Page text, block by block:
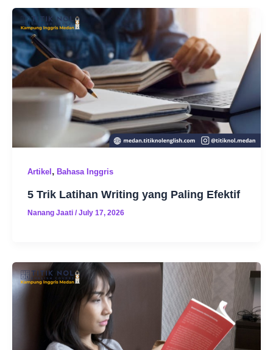
Artikel , Bahasa Inggris
5 Trik Latihan Writing yang Paling Efektif
Nanang Jaati /July 17, 2026